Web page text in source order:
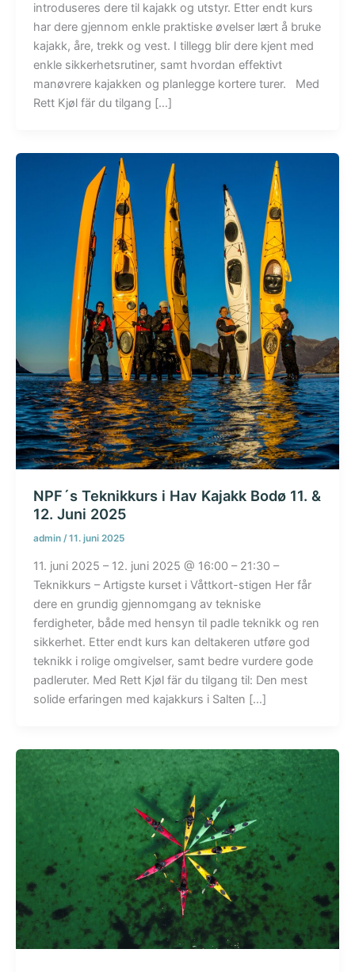
introduseres dere til kajakk og utstyr. Etter endt kurs
har dere gjennom enkle praktiske øvelser lært å bruke
kajakk, åre, trekk og vest. I tillegg blir dere kjent med
enkle sikkerhetsrutiner, samt hvordan effektivt
manøvrere kajakken og planlegge kortere turer. Med
Rett Kjøl fär du tilgang […]
NPF´s Teknikkurs i Hav Kajakk Bodø 11. &
12. Juni 2025
admin /11. juni 2025
11. juni 2025 – 12. juni 2025 @ 16:00 – 21:30 –
Teknikkurs – Artigste kurset i Våttkort-stigen Her får
dere en grundig gjennomgang av tekniske
ferdigheter, både med hensyn til padle teknikk og ren
sikkerhet. Etter endt kurs kan deltakeren utføre god
teknikk i rolige omgivelser, samt bedre vurdere gode
padleruter. Med Rett Kjøl fär du tilgang til: Den mest
solide erfaringen med kajakkurs i Salten […]